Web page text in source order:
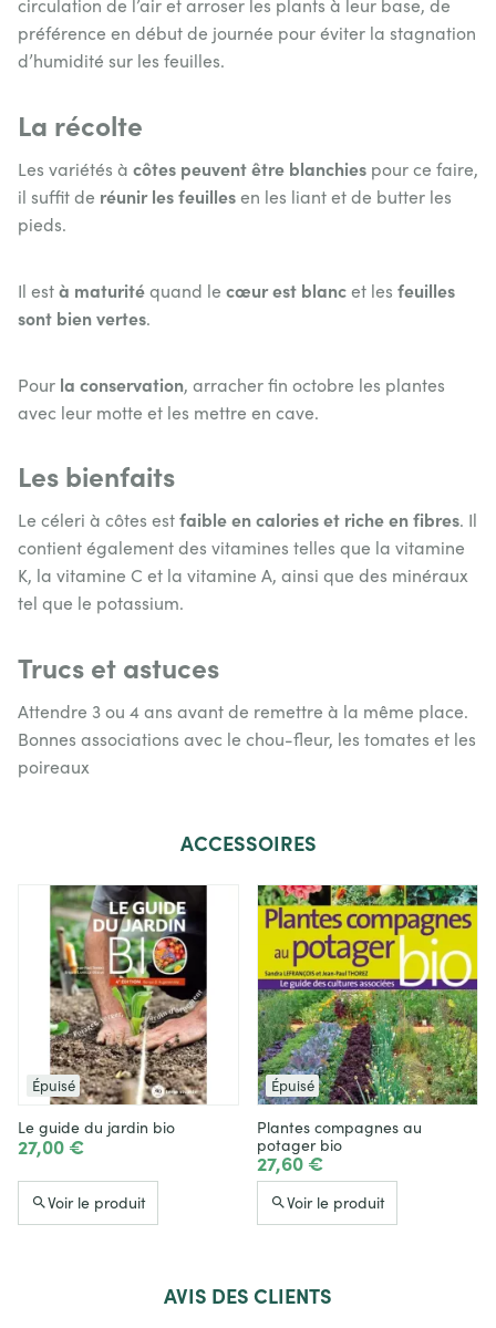
circulation de l’air et arroser les plants à leur base, de
préférence en début de journée pour éviter la stagnation
d’humidité sur les feuilles.
La récolte
Les variétés à côtes peuvent être blanchies pour ce faire,
il suffit de réunir les feuillesen les liant et de butter les
pieds.
Il està maturitéquand le cœur est blancet les feuilles
sont bien vertes.
Pour la conservation, arracher fin octobre les plantes
avec leur motte et les mettre en cave.
Les bienfaits
Le céleri à côtes estfaible en calories et riche en fibres. Il
contient également des vitamines telles que la vitamine
K, la vitamine C et la vitamine A, ainsi que des minéraux
tel que le potassium.
Trucs et astuces
Attendre 3 ou 4 ans avant de remettre à la même place.
Bonnes associations avec le chou-fleur, les tomates et les
poireaux
ACCESSOIRES
Épuisé
Le guide du jardin bio
27,00 €
Voir le produit
Épuisé
Plantes compagnes au
potager bio
27,60 €
Voir le produit
AVIS DES CLIENTS